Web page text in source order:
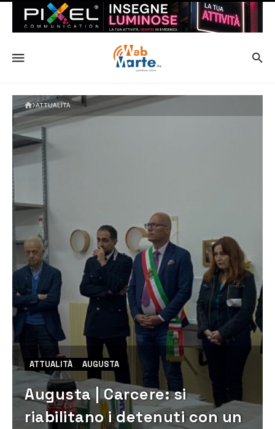
ATTUALITÀ
ATTUALITÀ AUGUSTA
Augusta | Carcere: si
riabilitano i detenuti con un